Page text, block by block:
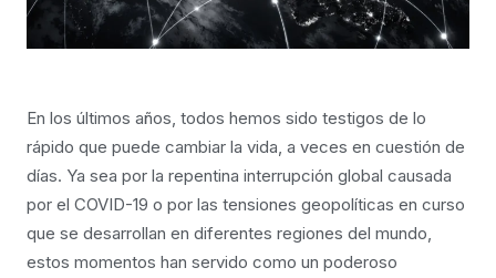
En los últimos años, todos hemos sido testigos de lo
rápido que puede cambiar la vida, a veces en cuestión de
días. Ya sea por la repentina interrupción global causada
por el COVID-19 o por las tensiones geopolíticas en curso
que se desarrollan en diferentes regiones del mundo,
estos momentos han servido como un poderoso